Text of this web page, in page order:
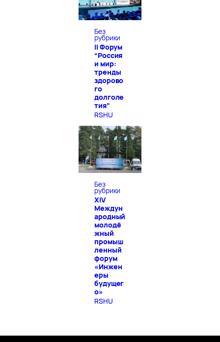
Без
рубрики
II Форум
“Россия
и мир:
тренды
здорово
го
долголе
тия”
RSHU
Без
рубрики
XIV
Междун
ародный
молодё
жный
промыш
ленный
форум
«Инжен
еры
будущег
о»
RSHU